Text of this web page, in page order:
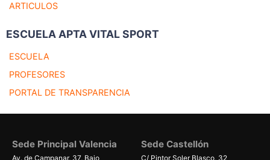
ARTICULOS
ESCUELA APTA VITAL SPORT
ESCUELA
PROFESORES
PORTAL DE TRANSPARENCIA
Sede Principal Valencia
Av. de Campanar, 37, Bajo
Sede Castellón
C/ Pintor Soler Blasco, 32